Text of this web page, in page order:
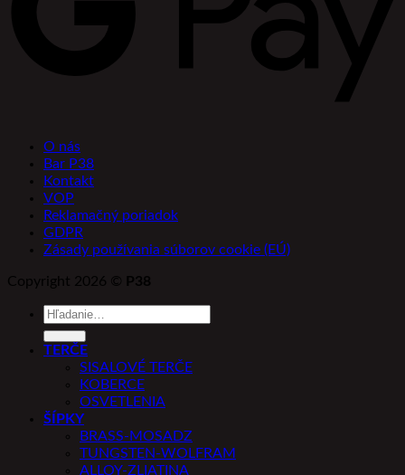
O nás
Bar P38
Kontakt
VOP
Reklamačný poriadok
GDPR
Zásady používania súborov cookie (EÚ)
Copyright 2026 © P38
Hľadať:
TERČE
SISALOVÉ TERČE
KOBERCE
OSVETLENIA
ŠÍPKY
BRASS-MOSADZ
TUNGSTEN-WOLFRAM
ALLOY-ZLIATINA